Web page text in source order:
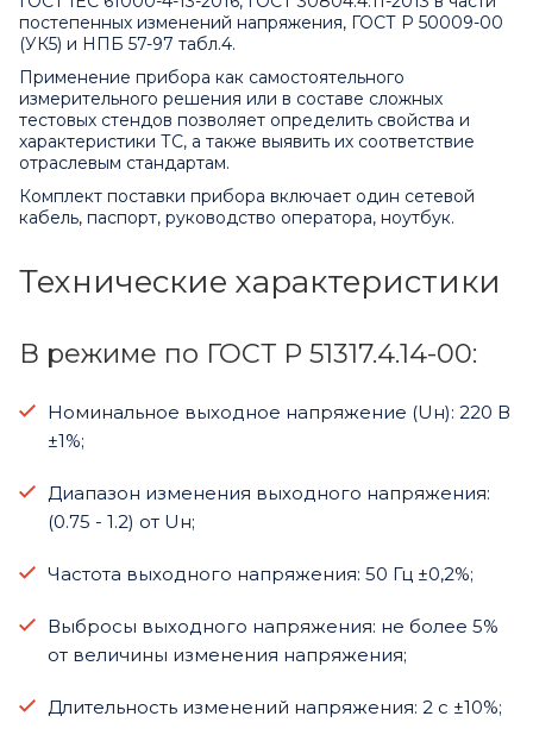
постепенных изменений напряжения, ГОСТ Р 50009-00
(УК5) и НПБ 57-97 табл.4.
Применение прибора как самостоятельного
измерительного решения или в составе сложных
тестовых стендов позволяет определить свойства и
характеристики ТС, а также выявить их соответствие
отраслевым стандартам.
Комплект поставки прибора включает один сетевой
кабель, паспорт, руководство оператора, ноутбук.
Технические характеристики
В режиме по ГОСТ Р 51317.4.14-00:
Номинальное выходное напряжение (Uн): 220 В
±1%;
Диапазон изменения выходного напряжения:
(0.75 - 1.2) от Uн;
Частота выходного напряжения: 50 Гц ±0,2%;
Выбросы выходного напряжения: не более 5%
от величины изменения напряжения;
Длительность изменений напряжения: 2 с ±10%;